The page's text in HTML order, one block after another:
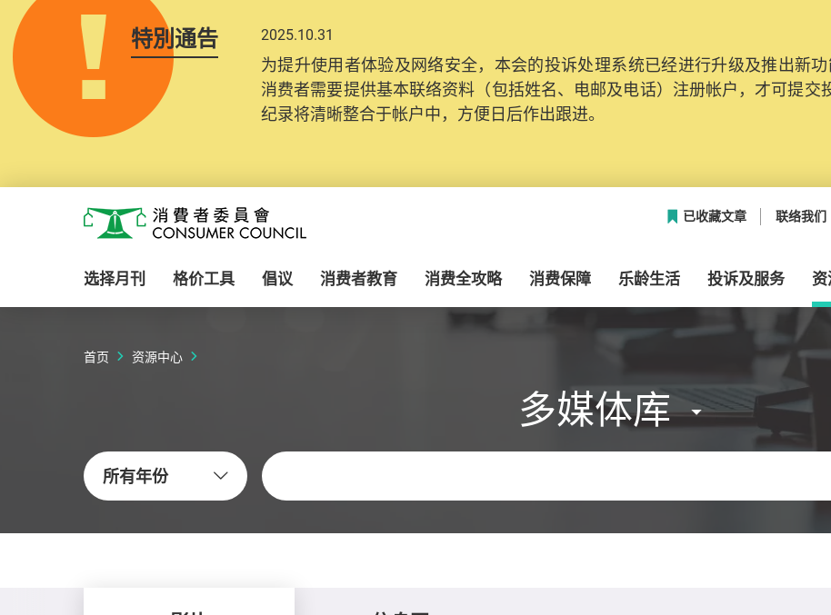
特別通告 2025.10.31
为提升使用者体验及网络安全，本会的投诉处理系统已经进行升级及推出新功
消费者需要提供基本联络资料（包括姓名、电邮及电话）注册帐户，才可提交
纪录将清晰整合于帐户中，方便日后作出跟进。
消费者委员会
已收藏文章 联络我们
选择月刊 格价工具 倡议 消费者教育 消费全攻略 消费保障 乐龄生活 投诉及服务
首页 资源中心
多媒体库
所有年份
关键字